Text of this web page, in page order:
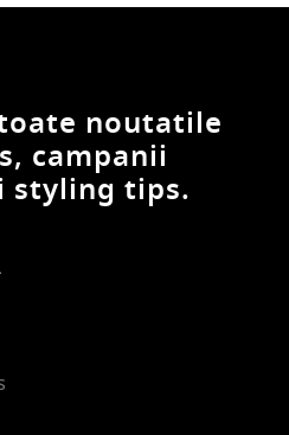
noutatile
campanii
styling tips.